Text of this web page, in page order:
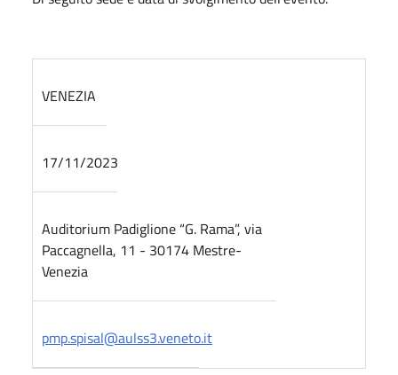
VENEZIA
17/11/2023
Auditorium Padiglione “G. Rama”, via
Paccagnella, 11 - 30174 Mestre-
Venezia
pmp.spisal@aulss3.veneto.it